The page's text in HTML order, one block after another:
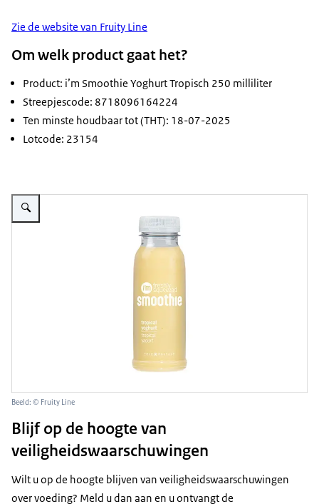
Zie de website van Fruity Line
Om welk product gaat het?
Product: i’m Smoothie Yoghurt Tropisch 250 milliliter
Streepjescode: 8718096164224
Ten minste houdbaar tot (THT): 18-07-2025
Lotcode: 23154
Vergroot afbeelding I’m Smoothie Yoghurt Tropisch
Beeld: © Fruity Line
Blijf op de hoogte van
veiligheidswaarschuwingen
Wilt u op de hoogte blijven van veiligheidswaarschuwingen
over voeding? Meld u dan aan en u ontvangt de